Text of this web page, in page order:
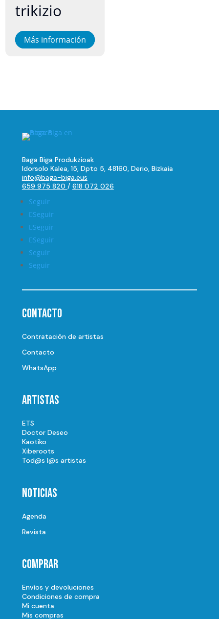
trikizio
Más información
Baga Biga Produkzioak
Idorsolo Kalea, 15, Dpto 5, 48160, Derio, Bizkaia
info@baga-biga.eus
659 975 820 / 618 072 026
Seguir
Seguir
Seguir
Seguir
Seguir
Seguir
Contacto
Contratación de artistas
Contacto
WhatsApp
Artistas
ETS
Doctor Deseo
Kaotiko
Xiberoots
Tod@s l@s artistas
Noticias
Agenda
Revista
Comprar
Envíos y devoluciones
Condiciones de compra
Mi cuenta
Mis compras